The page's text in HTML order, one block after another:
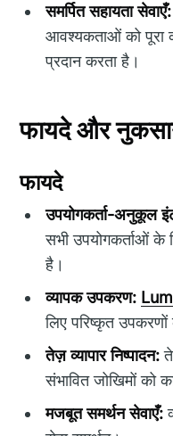
समर्पित सहायता सेवाएँ:
आवश्यकताओं को पूरा
प्रदान करता है।
फायदे और
फायदे
उपयोगकर्ता-अनुकूल
सभी उपयोगकर्ताओं के
है।
व्यापक उपकरण:
लिए परिष्कृत
तेज़ व्यापार निष्पादन:
संभावित जोखिमों को
मजबूत समर्थन सेवाएँ: